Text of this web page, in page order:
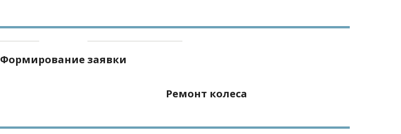
Формирование заявки
Ремонт колеса